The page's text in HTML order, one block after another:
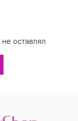
фото,
оставлял